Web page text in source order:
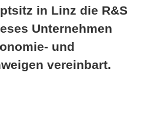
in Linz die R&S
Unternehmen
und
vereinbart.